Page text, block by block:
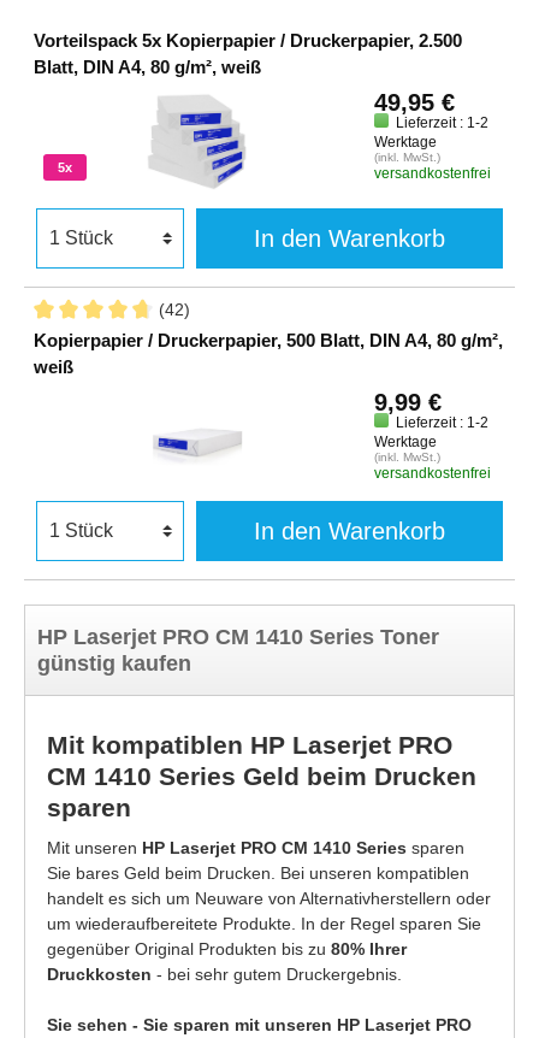
Vorteilspack 5x Kopierpapier / Druckerpapier, 2.500
Blatt, DIN A4, 80 g/m², weiß
5x
49,95 €
Lieferzeit : 1-2
Werktage
(inkl. MwSt.)
versandkostenfrei
In den Warenkorb
(42)
Kopierpapier / Druckerpapier, 500 Blatt, DIN A4, 80 g/m²,
weiß
9,99 €
Lieferzeit : 1-2
Werktage
(inkl. MwSt.)
versandkostenfrei
In den Warenkorb
HP Laserjet PRO CM 1410 Series Toner
günstig kaufen
Mit kompatiblen HP Laserjet PRO
CM 1410 Series Geld beim Drucken
sparen
Mit unseren HP Laserjet PRO CM 1410 Series sparen
Sie bares Geld beim Drucken. Bei unseren kompatiblen
handelt es sich um Neuware von Alternativherstellern oder
um wiederaufbereitete Produkte. In der Regel sparen Sie
gegenüber Original Produkten bis zu 80% Ihrer
Druckkosten - bei sehr gutem Druckergebnis.
Sie sehen - Sie sparen mit unseren HP Laserjet PRO